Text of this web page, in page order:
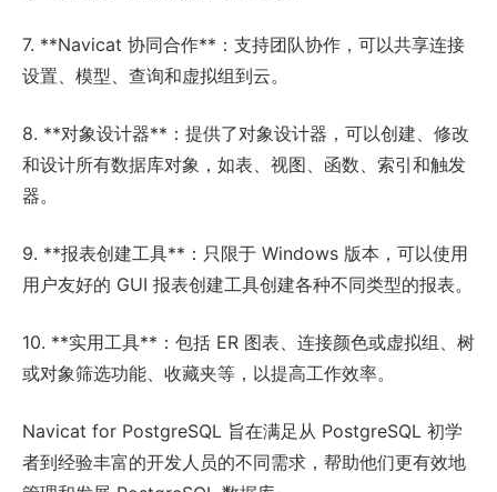
7. **Navicat 协同合作**：支持团队协作，可以共享连接
设置、模型、查询和虚拟组到云。
8. **对象设计器**：提供了对象设计器，可以创建、修改
和设计所有数据库对象，如表、视图、函数、索引和触发
器。
9. **报表创建工具**：只限于 Windows 版本，可以使用
用户友好的 GUI 报表创建工具创建各种不同类型的报表。
10. **实用工具**：包括 ER 图表、连接颜色或虚拟组、树
或对象筛选功能、收藏夹等，以提高工作效率。
Navicat for PostgreSQL 旨在满足从 PostgreSQL 初学
者到经验丰富的开发人员的不同需求，帮助他们更有效地